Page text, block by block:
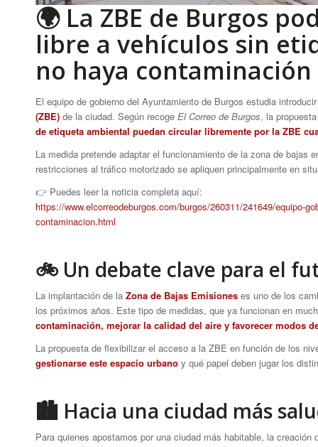
🌍 La ZBE de Burgos
libre a vehículos sin
no haya contaminación
El equipo de gobierno del Ayuntamiento de Burgos estudia
(ZBE) de la ciudad. Según recoge El Correo de Burgos, la
de etiqueta ambiental puedan circular libremente por la ZBE
La medida pretende adaptar el funcionamiento de la zona de bajas
restricciones al tráfico motorizado se apliquen principalmente en
👉 Puedes leer la noticia completa aquí:
https://www.elcorreodeburgos.com/burgos/260311/241649/equipo-
contaminacion.html
🚲 Un debate clave para el
La implantación de la Zona de Bajas Emisiones es uno de los
los próximos años. Este tipo de medidas, que ya funcionan en
contaminación, mejorar la calidad del aire y favorecer modos
La propuesta de flexibilizar el acceso a la ZBE en función de los
gestionarse este espacio urbano y qué papel deben jugar los
🏙 Hacia una ciudad más
Para quienes apostamos por una ciudad más habitable, la